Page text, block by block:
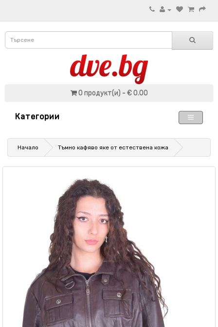
0 продукт(и) - € 0.00
Категории
Начало Тъмно кафяво яке от естествена кожа